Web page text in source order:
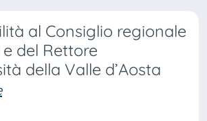
al Consiglio regionale
del Rettore
della Valle d’Aosta